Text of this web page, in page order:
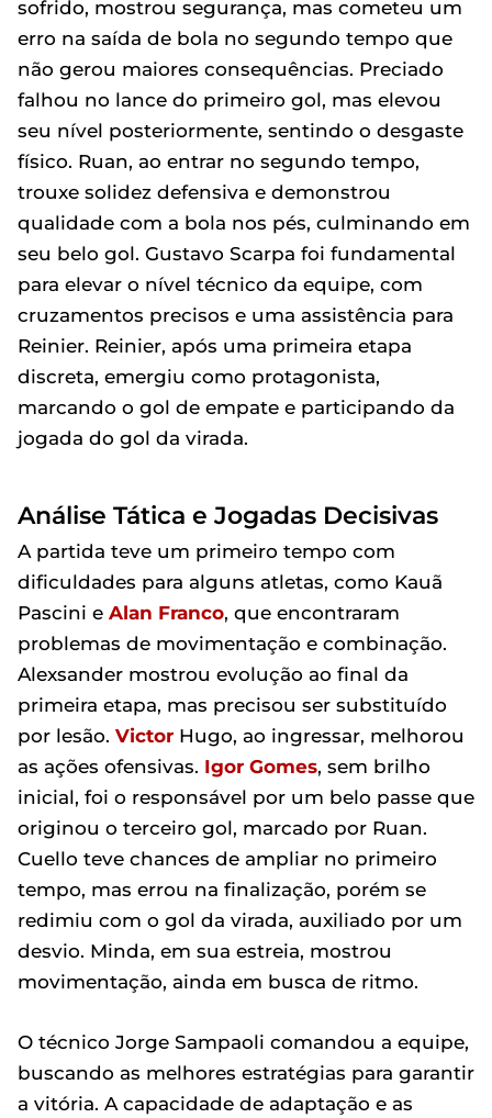
sofrido, mostrou segurança, mas cometeu um
erro na saída de bola no segundo tempo que
não gerou maiores consequências. Preciado
falhou no lance do primeiro gol, mas elevou
seu nível posteriormente, sentindo o desgaste
físico. Ruan, ao entrar no segundo tempo,
trouxe solidez defensiva e demonstrou
qualidade com a bola nos pés, culminando em
seu belo gol. Gustavo Scarpa foi fundamental
para elevar o nível técnico da equipe, com
cruzamentos precisos e uma assistência para
Reinier. Reinier, após uma primeira etapa
discreta, emergiu como protagonista,
marcando o gol de empate e participando da
jogada do gol da virada.
Análise Tática e Jogadas Decisivas
A partida teve um primeiro tempo com
dificuldades para alguns atletas, como Kauã
Pascini e Alan Franco, que encontraram
problemas de movimentação e combinação.
Alexsander mostrou evolução ao final da
primeira etapa, mas precisou ser substituído
por lesão. Victor Hugo, ao ingressar, melhorou
as ações ofensivas. Igor Gomes, sem brilho
inicial, foi o responsável por um belo passe que
originou o terceiro gol, marcado por Ruan.
Cuello teve chances de ampliar no primeiro
tempo, mas errou na finalização, porém se
redimiu com o gol da virada, auxiliado por um
desvio. Minda, em sua estreia, mostrou
movimentação, ainda em busca de ritmo.
O técnico Jorge Sampaoli comandou a equipe,
buscando as melhores estratégias para garantir
a vitória. A capacidade de adaptação e as